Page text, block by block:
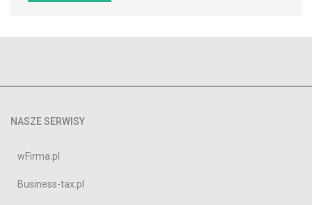
NASZE SERWISY
wFirma.pl
Business-tax.pl